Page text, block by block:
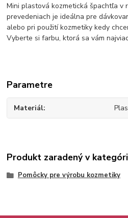
Mini plastová kozmetická špachtľa v
prevedeniach je ideálna pre
alebo pri použití kozmetiky kedy
Vyberte si farbu, ktorá sa vám
Parametre
Materiál
Produkt zaradený v
Pomôcky pre výrobu kozmetiky